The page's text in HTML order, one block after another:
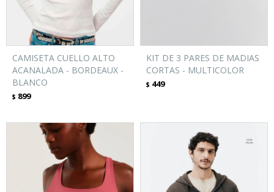
CAMISETA CUELLO ALTO
ACANALADA - BORDEAUX -
BLANCO
$ 899
KIT DE 3 PARES DE MADIAS
CORTAS - MULTICOLOR
$ 449